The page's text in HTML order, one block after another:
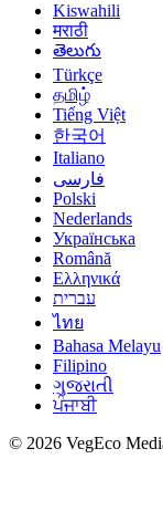
Kiswahili
मराठी
తెలుగు
Türkçe
தமிழ்
Tiếng Việt
한국어
Italiano
فارسی
Polski
Nederlands
Українська
Română
Ελληνικά
עברית
ไทย
Bahasa Melayu
Filipino
ગુજરાતી
ਪੰਜਾਬੀ
© 2026 VegEco